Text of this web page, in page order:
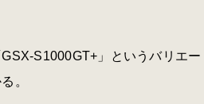
S1000GT+」というバリエー
。